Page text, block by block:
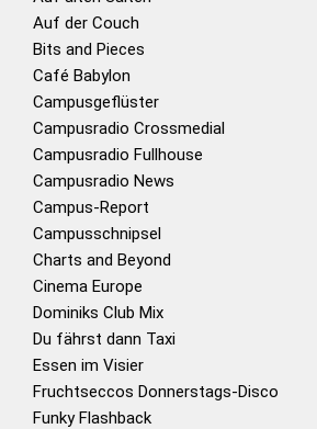
Auf der Couch
Bits and Pieces
Café Babylon
Campusgeflüster
Campusradio Crossmedial
Campusradio Fullhouse
Campusradio News
Campus-Report
Campusschnipsel
Charts and Beyond
Cinema Europe
Dominiks Club Mix
Du fährst dann Taxi
Essen im Visier
Fruchtseccos Donnerstags-Disco
Funky Flashback